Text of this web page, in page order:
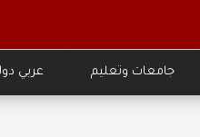
جامعات وتعليم عربي